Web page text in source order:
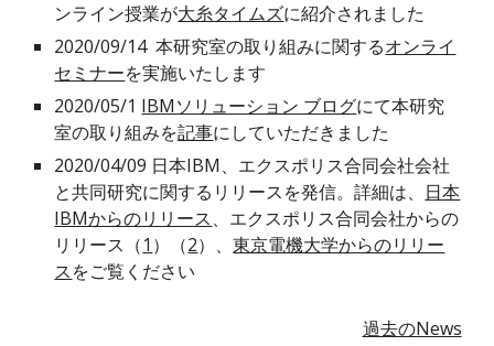
ンライン授業が大糸タイムズに紹介されました
2020/09/14 本研究室の取り組みに関するオンライ
セミナーを実施いたします
2020/05/1 IBMソリューション ブログにて本研究
室の取り組みを記事にしていただきました
2020/04/09 日本IBM、エクスポリス合同会社会社
と共同研究に関するリリースを発信。詳細は、 日本
IBMからのリリース、エクスポリス合同会社からの
リリース（1 ）（2）、東京電機大学からのリリー
スをご覧ください
過去のNews